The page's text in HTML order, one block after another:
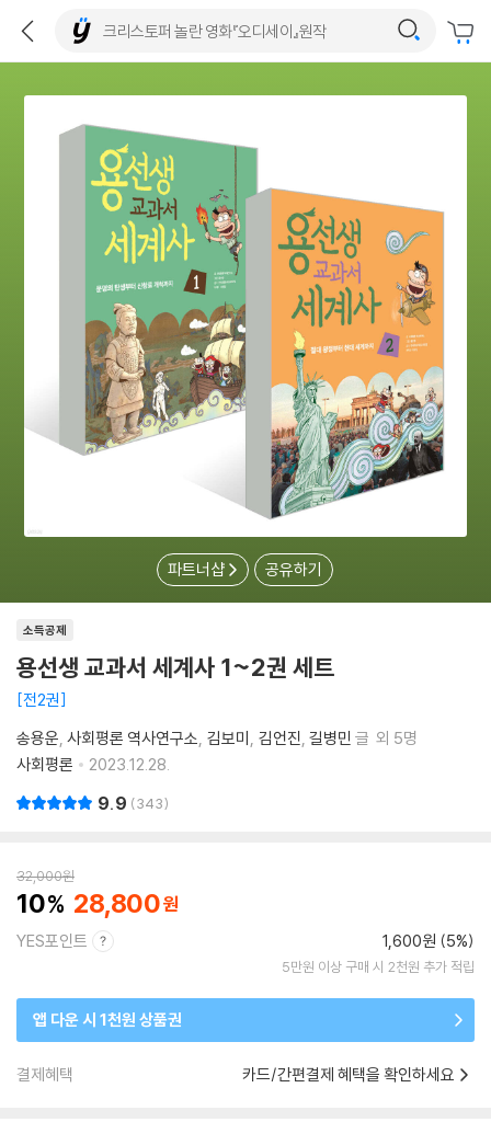
파트너샵 공유하기
소득공제
용선생 교과서 세계사 1~2권 세트
전2권
송용운 사회평론 역사연구소 김보미 김언진 길병민 글 외 5명
사회평론
2023.12.28.
9.9 343
32,000원
10 28,800
YES포인트 1,600원 (5%)
5만원 이상 구매 시 2천원 추가 적립
앱 다운 시 1천원 상품권
결제혜택 카드/간편결제 혜택을 확인하세요